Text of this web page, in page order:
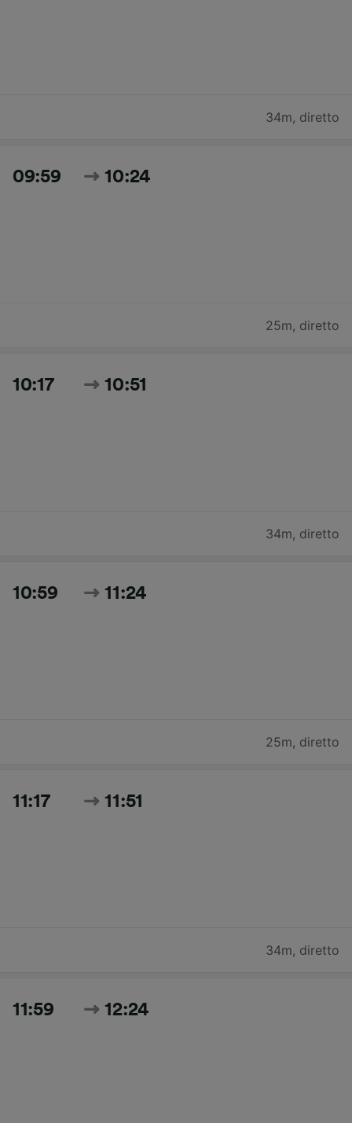
34m, diretto
09:59 10:24
25m, diretto
10:17 10:51
34m, diretto
10:59 11:24
25m, diretto
11:17 11:51
34m, diretto
11:59 12:24